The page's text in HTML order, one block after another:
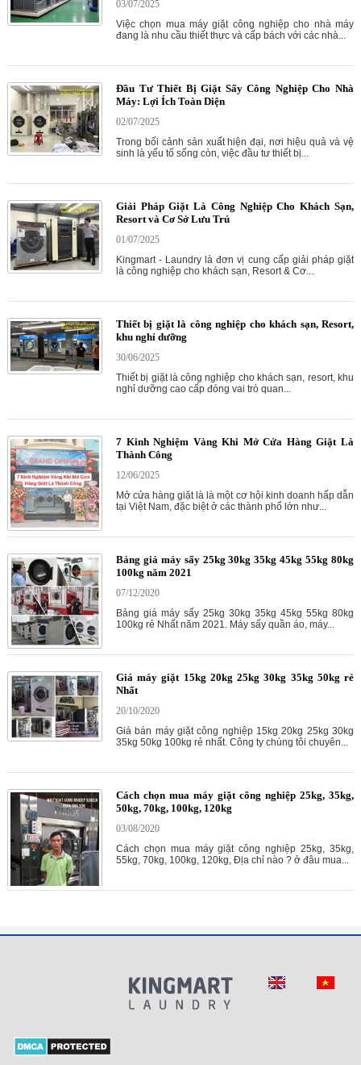
03/07/2025
Việc chọn mua máy giặt công nghiệp cho nhà máy
đang là nhu cầu thiết thực và cấp bách với các nhà...
Đầu Tư Thiết Bị Giặt Sấy Công Nghiệp Cho Nhà
Máy: Lợi Ích Toàn Diện
02/07/2025
Trong bối cảnh sản xuất hiện đại, nơi hiệu quả và vệ
sinh là yếu tố sống còn, việc đầu tư thiết bị...
Giải Pháp Giặt Là Công Nghiệp Cho Khách Sạn,
Resort và Cơ Sở Lưu Trú
01/07/2025
Kingmart - Laundry là đơn vị cung cấp giải pháp giặt
là công nghiệp cho khách sạn, Resort & Cơ...
Thiết bị giặt là công nghiệp cho khách sạn, Resort,
khu nghỉ dưỡng
30/06/2025
Thiết bị giặt là công nghiệp cho khách sạn, resort, khu
nghỉ dưỡng cao cấp đóng vai trò quan...
7 Kinh Nghiệm Vàng Khi Mở Cửa Hàng Giặt Là
Thành Công
12/06/2025
Mở cửa hàng giặt là là một cơ hội kinh doanh hấp dẫn
tại Việt Nam, đặc biệt ở các thành phố lớn như...
Bảng giá máy sấy 25kg 30kg 35kg 45kg 55kg 80kg
100kg năm 2021
07/12/2020
Bảng giá máy sấy 25kg 30kg 35kg 45kg 55kg 80kg
100kg rẻ Nhất năm 2021. Máy sấy quần áo, máy...
Giá máy giặt 15kg 20kg 25kg 30kg 35kg 50kg rẻ
Nhất
20/10/2020
Giá bán máy giặt công nghiệp 15kg 20kg 25kg 30kg
35kg 50kg 100kg rẻ nhất. Công ty chúng tôi chuyên...
Cách chọn mua máy giặt công nghiệp 25kg, 35kg,
50kg, 70kg, 100kg, 120kg
03/08/2020
Cách chọn mua máy giặt công nghiệp 25kg, 35kg,
55kg, 70kg, 100kg, 120kg, Địa chỉ nào ? ở đâu mua...